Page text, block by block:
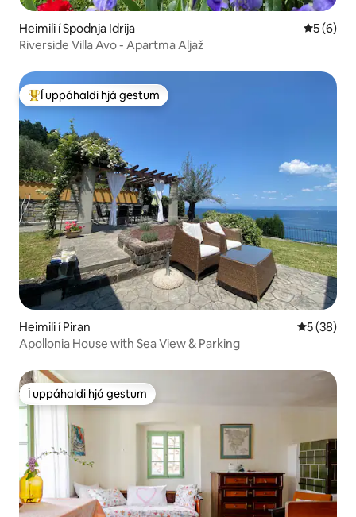
Heimili í Spodnja Idrija 5 af 5 í
5 (6)
Riverside Villa Avo - Apartma Aljaž
Í mestu uppáhaldi hjá gestum
Í uppáhaldi hjá gestum
Heimili í Piran 5 af 5 í
5 (38)
Apollonia House with Sea View & Parking
Í uppáhaldi hjá gestum
Í uppáhaldi hjá gestum